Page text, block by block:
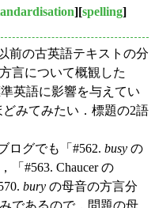
][spelling]
前の古英語テキストの分
言について概観した
英語に影響を与えてい
みてみたい．標題の2語
ログでも「#562. busy の
「#563. Chaucer の
bury の母音の方言分